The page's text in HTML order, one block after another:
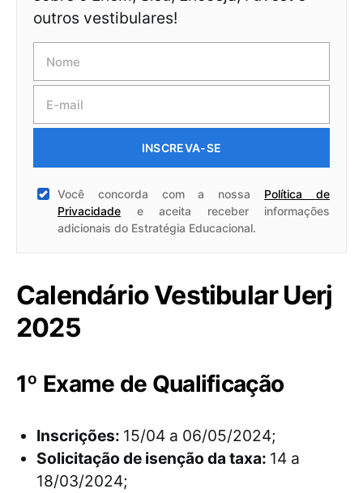
outros vestibulares!
INSCREVA-SE
Você concorda com a nossa Política de
Privacidade e aceita receber informações
adicionais do Estratégia Educacional.
Calendário Vestibular Uerj
2025
1º Exame de Qualificação
Inscrições: 15/04 a 06/05/2024;
Solicitação de isenção da taxa: 14 a
18/03/2024;